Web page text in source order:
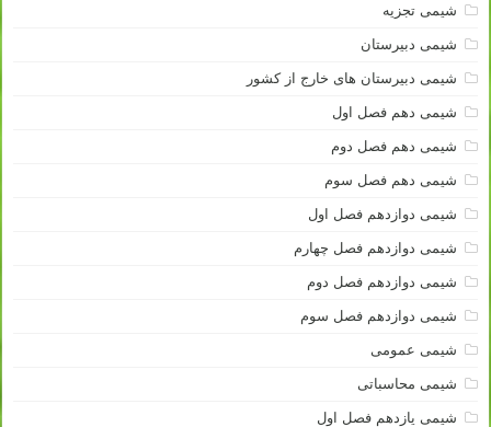
شیمی تجزیه
شیمی دبیرستان
شیمی دبیرستان های خارج از کشور
شیمی دهم فصل اول
شیمی دهم فصل دوم
شیمی دهم فصل سوم
شیمی دوازدهم فصل اول
شیمی دوازدهم فصل چهارم
شیمی دوازدهم فصل دوم
شیمی دوازدهم فصل سوم
شیمی عمومی
شیمی محاسباتی
شیمی یازدهم فصل اول